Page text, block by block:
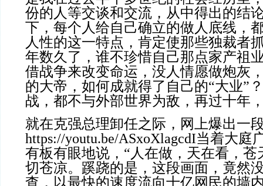
份的人等交谈和交流，从中得出的结
下，每个人给自己确立的做人底线，
人性的这一特点，肯定使那些独裁者
年数久了，谁不珍惜自己那点家产祖
借战争来改变命运，没人情愿做炮灰
的大帝，如何成就得了自己的“大业”
战，都不与外部世界为敌，再过十年
就在克强总理卸任之际，网上爆出一
https://youtu.be/ASxoXlagcdI当着大庭
有板有眼地说，“人在做，天在看，苍
切苍凉。蹊跷的是，这段画面，竟然
查，以最快的速度流向十亿网民的墙